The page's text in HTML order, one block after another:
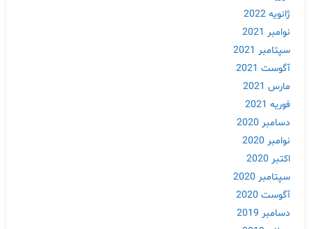
ژانویه 2022
نوامبر 2021
سپتامبر 2021
آگوست 2021
مارس 2021
فوریه 2021
دسامبر 2020
نوامبر 2020
اکتبر 2020
سپتامبر 2020
آگوست 2020
دسامبر 2019